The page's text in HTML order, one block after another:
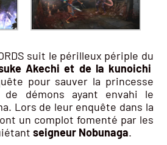
suit le périlleux périple du
Akechi et de la kunoichi
pour sauver la princesse
de démons ayant envahi le
Lors de leur enquête dans la
un complot fomenté par les
seigneur Nobunaga.